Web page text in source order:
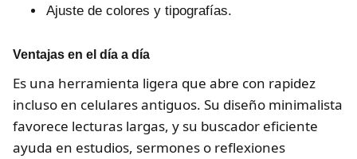
Ajuste de colores y tipografías.
Ventajas en el día a día
Es una herramienta ligera que abre con rapidez
incluso en celulares antiguos. Su diseño minimalista
favorece lecturas largas, y su buscador eficiente
ayuda en estudios, sermones o reflexiones